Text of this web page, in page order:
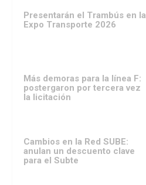
Presentarán el Trambús en la
Expo Transporte 2026
Más demoras para la línea F:
postergaron por tercera vez
la licitación
Cambios en la Red SUBE:
anulan un descuento clave
para el Subte